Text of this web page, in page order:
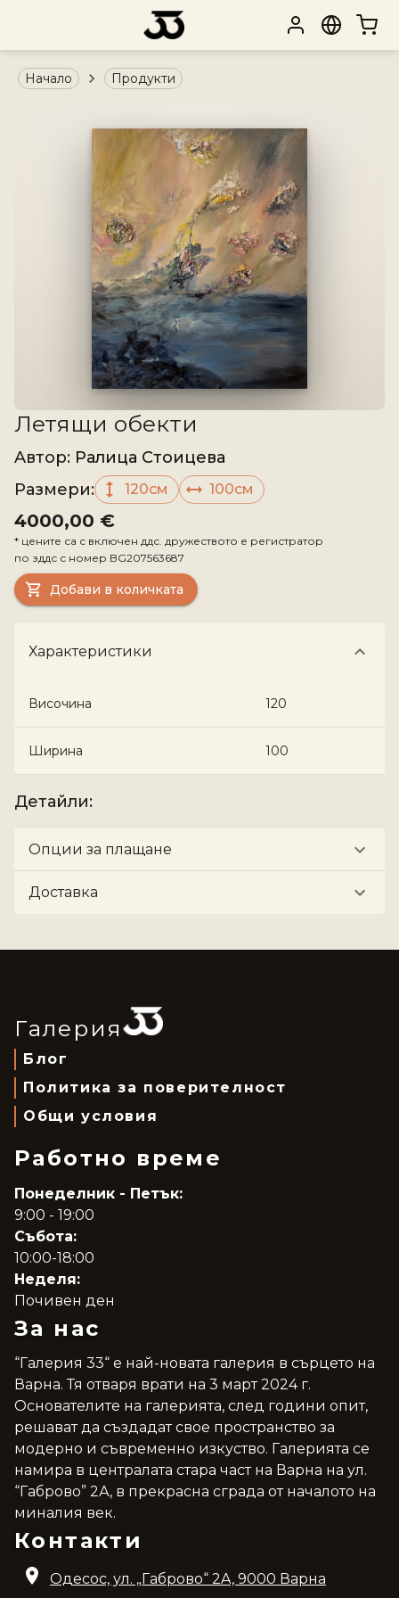
Начало Продукти
Летящи обекти
Aвтор: Ралица Стоицева
Размери: 120см 100см
4000,00 €
* цените са с включен ддс. дружеството е регистратор
по зддс с номер BG207563687
Добави в количката
Характеристики
Височина 120
Ширина 100
Детайли:
Опции за плащане
Доставка
Галерия
Блог
Политика за поверителност
Общи условия
Работно време
Понеделник - Петък:
9:00 - 19:00
Събота:
10:00-18:00
Неделя:
Почивен ден
За нас
“Галерия 33“ е най-новата галерия в сърцето на
Варна. Тя отваря врати на 3 март 2024 г.
Основателите на галерията, след години опит,
решават да създадат свое пространство за
модерно и съвременно изкуство. Галерията се
намира в централата стара част на Варна на ул.
“Габрово” 2А, в прекрасна сграда от началото на
миналия век.
Контакти
Одесос, ул. „Габрово“ 2A, 9000 Варна